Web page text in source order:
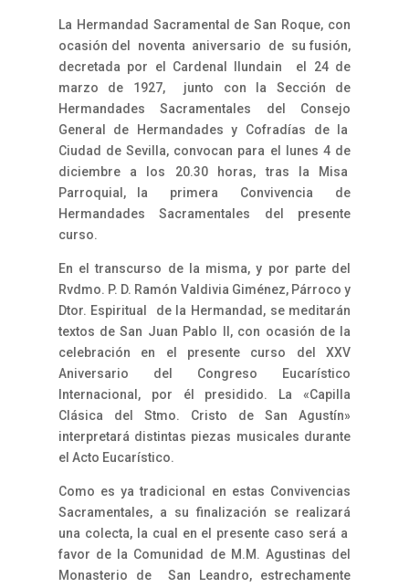
La Hermandad Sacramental de San Roque, con
ocasión del noventa aniversario de su fusión,
decretada por el Cardenal llundain el 24 de
marzo de 1927, junto con la Sección de
Hermandades Sacramentales del Consejo
General de Hermandades y Cofradías de la
Ciudad de Sevilla, convocan para el lunes 4 de
diciembre a los 20.30 horas, tras la Misa
Parroquial, la primera Convivencia de
Hermandades Sacramentales del presente
curso.
En el transcurso de la misma, y por parte del
Rvdmo. P. D. Ramón Valdivia Giménez, Párroco y
Dtor. Espiritual de la Hermandad, se meditarán
textos de San Juan Pablo II, con ocasión de la
celebración en el presente curso del XXV
Aniversario del Congreso Eucarístico
Internacional, por él presidido. La «Capilla
Clásica del Stmo. Cristo de San Agustín»
interpretará distintas piezas musicales durante
el Acto Eucarístico.
Como es ya tradicional en estas Convivencias
Sacramentales, a su finalización se realizará
una colecta, la cual en el presente caso será a
favor de la Comunidad de M.M. Agustinas del
Monasterio de San Leandro, estrechamente